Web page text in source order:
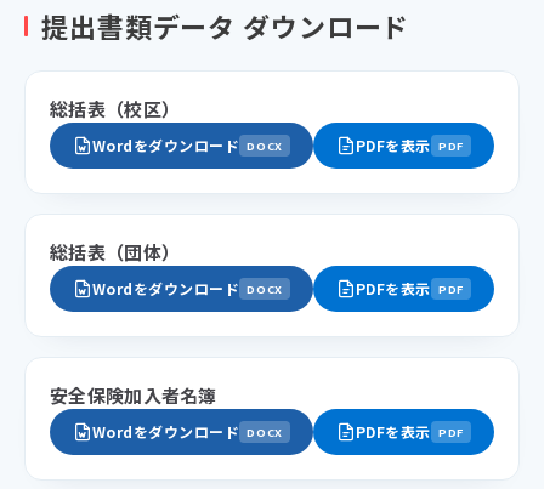
提出書類データ ダウンロード
総括表（校区）
Wordをダウンロード DOCX PDFを表示 PDF
総括表（団体）
Wordをダウンロード DOCX PDFを表示 PDF
安全保険加入者名簿
Wordをダウンロード DOCX PDFを表示 PDF